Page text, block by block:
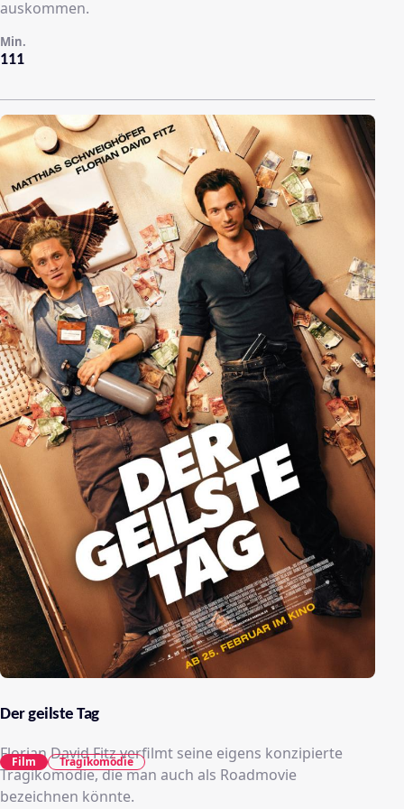
auskommen.
111
Min.
Der geilste Tag
Florian David Fitz verfilmt seine eigens konzipierte
Tragikomödie, die man auch als Roadmovie
bezeichnen könnte.
Film Tragikomödie